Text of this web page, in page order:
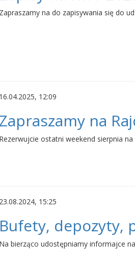
Zapraszamy na do zapisywania się do
16.04.2025, 12:09
Zapraszamy na
Rezerwujcie ostatni weekend sierpnia
23.08.2024, 15:25
Bufety, depozyty,
Na bierząco udostępniamy informajce